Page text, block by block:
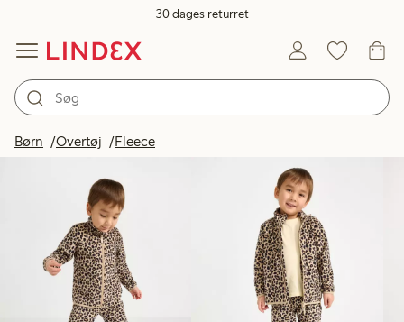
30 dages returret
Børn Overtøj Fleece